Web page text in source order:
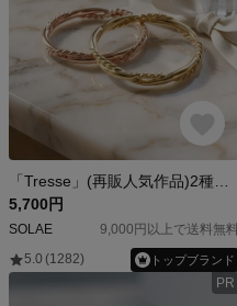
5,700円
SOLAÉ
9,000円以上で送料無料
5.0 (1282) トップブランド
PR